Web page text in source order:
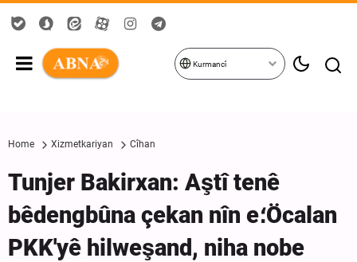
Kurmancî
Home Xizmetkariyan Cîhan
Tunjer Bakirxan: Aştî tenê
bêdengbûna çekan nîn e؛Öcalan
PKK'yê hilweşand, niha nobe